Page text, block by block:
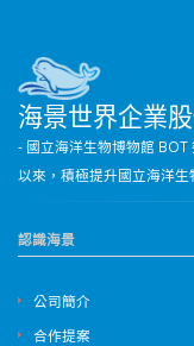
海景世界企業
- 國立海洋生物博物館
以來，積極提升國立海洋生
認識海景
公司簡介
合作提案